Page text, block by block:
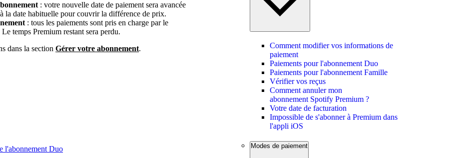
: votre nouvelle date de paiement sera avancée
la date habituelle pour couvrir la différence de prix.
: tous les paiements sont pris en charge par le
temps Premium restant sera perdu.
dans la section Gérer votre abonnement.
l'abonnement Duo
Comment modifier vos informations de
paiement
Paiements pour l'abonnement Duo
Paiements pour l'abonnement Famille
Vérifier vos reçus
Comment annuler mon
abonnement Spotify Premium ?
Votre date de facturation
Impossible de s'abonner à Premium dans
l'appli iOS
Modes de paiement